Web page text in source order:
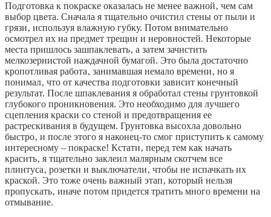
Подготовка к покраске оказалась не менее важной‚ чем сам
выбор цвета. Сначала я тщательно очистил стены от пыли и
грязи‚ используя влажную губку. Потом внимательно
осмотрел их на предмет трещин и неровностей. Некоторые
места пришлось зашпаклевать‚ а затем зачистить
мелкозернистой наждачной бумагой. Это была достаточно
кропотливая работа‚ занимавшая немало времени‚ но я
понимал‚ что от качества подготовки зависит конечный
результат. После шпаклевания я обработал стены грунтовкой
глубокого проникновения. Это необходимо для лучшего
сцепления краски со стеной и предотвращения ее
растрескивания в будущем. Грунтовка высохла довольно
быстро‚ и после этого я наконец-то смог приступить к самому
интересному – покраске! Кстати‚ перед тем как начать
красить‚ я тщательно заклеил малярным скотчем все
плинтуса‚ розетки и выключатели‚ чтобы не испачкать их
краской. Это тоже очень важный этап‚ который нельзя
пропускать‚ иначе потом придется тратить много времени на
отмывание.